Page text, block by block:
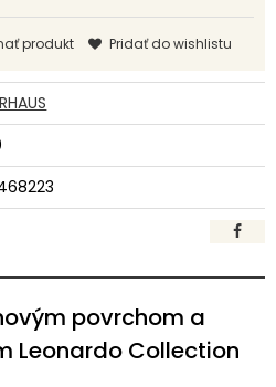
produkt Pridať do wishlistu
povrchom a
Leonardo Collection